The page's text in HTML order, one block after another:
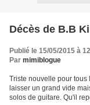
Décès de B.B
Publié le 15/05/2015 à
Par mimiblogue
Triste nouvelle pour tous
laisser un grand vide
solos de guitare. Qu'il